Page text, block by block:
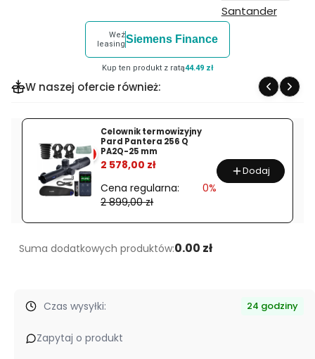
Burris
FOUR
XE,
SCR-
MIL
Weź
leasingSiemens Finance
Kup ten produkt z ratą44.49 zł
W naszej ofercie również:
%
Celownik termowizyjny
Pard Pantera 256 Q
PA2Q-25 mm
2 578,00 zł
Cena regularna:
2 899,00 zł
0%
Dodaj
Suma dodatkowych produktów:0.00 zł
Czas wysyłki: 24 godziny
Zapytaj o produkt